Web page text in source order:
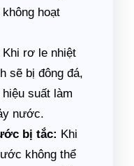
hoạt
Khi rơ le nhiệt
sẽ bị đông đá,
suất làm
nước.
bị tắc: Khi
không thể